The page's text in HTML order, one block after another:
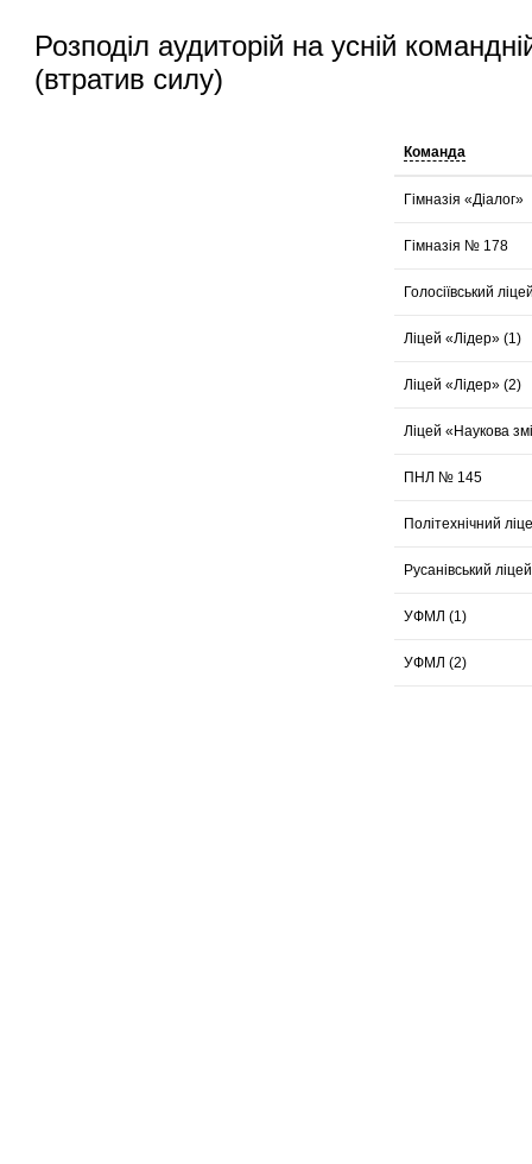
Розподіл аудиторій на усній
(втратив силу)
Команда
Гімназія «Діалог»
Гімназія № 178
Голосіївський
Ліцей «Лідер» (1)
Ліцей «Лідер» (2)
Ліцей «Наукова
ПНЛ № 145
Політехнічний
Русанівський ліцей
УФМЛ (1)
УФМЛ (2)